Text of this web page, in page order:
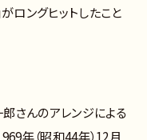
ロングヒットしたこと
さんのアレンジによる
年（昭和44年）12月